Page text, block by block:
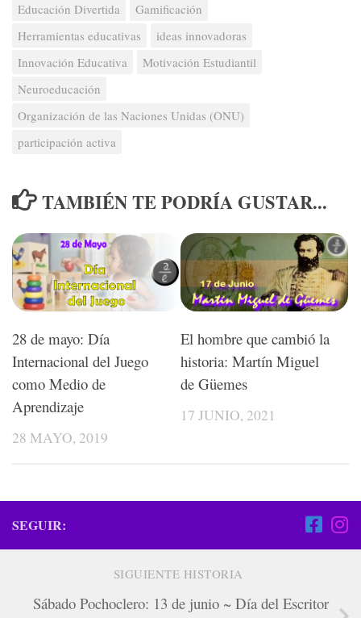
Educación Divertida
Gamificación
Herramientas educativas
ideas innovadoras
Innovación Educativa
Motivación Estudiantil
Neuroeducación
Organización de las Naciones Unidas (ONU)
participación activa
TAMBIÉN TE PODRÍA GUSTAR...
28 de mayo: Día
Internacional del Juego
como Medio de
Aprendizaje
28 MAYO, 2019
El hombre que cambió la
historia: Martín Miguel
de Güemes
17 JUNIO, 2021
SEGUIR:
SIGUIENTE HISTORIA
Sábado Pochoclero: 13 de junio ~ Día del Escritor